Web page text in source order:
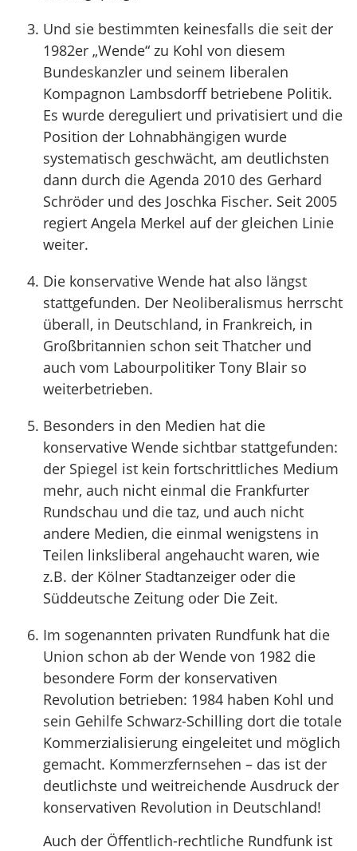
Und sie bestimmten keinesfalls die seit der
1982er „Wende“ zu Kohl von diesem
Bundeskanzler und seinem liberalen
Kompagnon Lambsdorff betriebene Politik.
Es wurde dereguliert und privatisiert und die
Position der Lohnabhängigen wurde
systematisch geschwächt, am deutlichsten
dann durch die Agenda 2010 des Gerhard
Schröder und des Joschka Fischer. Seit 2005
regiert Angela Merkel auf der gleichen Linie
weiter.
Die konservative Wende hat also längst
stattgefunden. Der Neoliberalismus herrscht
überall, in Deutschland, in Frankreich, in
Großbritannien schon seit Thatcher und
auch vom Labourpolitiker Tony Blair so
weiterbetrieben.
Besonders in den Medien hat die
konservative Wende sichtbar stattgefunden:
der Spiegel ist kein fortschrittliches Medium
mehr, auch nicht einmal die Frankfurter
Rundschau und die taz, und auch nicht
andere Medien, die einmal wenigstens in
Teilen linksliberal angehaucht waren, wie
z.B. der Kölner Stadtanzeiger oder die
Süddeutsche Zeitung oder Die Zeit.
Im sogenannten privaten Rundfunk hat die
Union schon ab der Wende von 1982 die
besondere Form der konservativen
Revolution betrieben: 1984 haben Kohl und
sein Gehilfe Schwarz-Schilling dort die totale
Kommerzialisierung eingeleitet und möglich
gemacht. Kommerzfernsehen – das ist der
deutlichste und weitreichende Ausdruck der
konservativen Revolution in Deutschland!
Auch der Öffentlich-rechtliche Rundfunk ist